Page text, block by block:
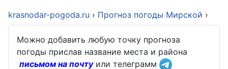
krasnodar-pogoda.ru › Прогноз погоды Мирской ›
Можно добавить любую точку прогноза
погоды прислав название места и района
письмом на почтуили телеграмм